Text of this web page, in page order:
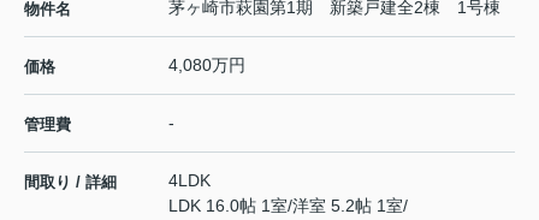
物件名 茅ヶ崎市萩園第1期 新築戸建全2棟 1号棟
価格 4,080万円
管理費 -
間取り / 詳細
4LDK
LDK 16.0帖 1室/洋室 5.2帖 1室/